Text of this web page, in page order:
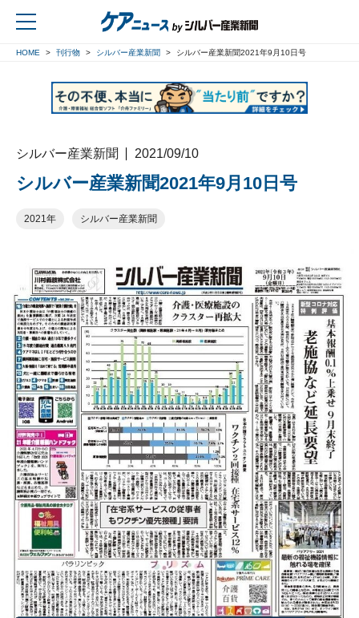
HOME 刊行物 シルバー産業新聞 シルバー産業新聞2021年9月10日号
シルバー産業新聞 2021/09/10
シルバー産業新聞2021年9月10日号
2021年 シルバー産業新聞